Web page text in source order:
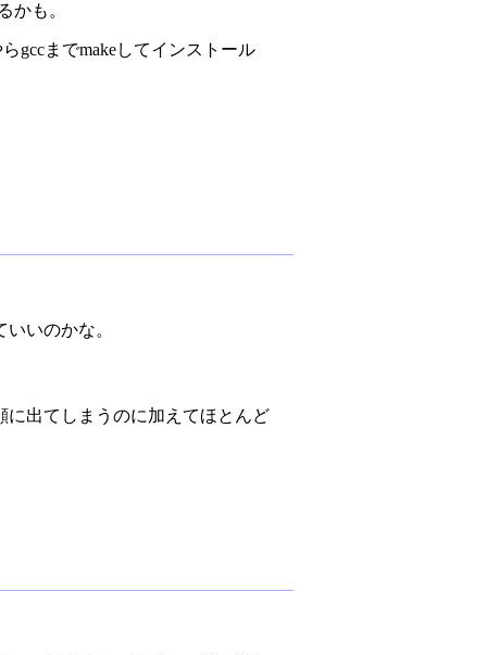
かも。
gccまでmakeしてインストール
いのかな。
出てしまうのに加えてほとんど